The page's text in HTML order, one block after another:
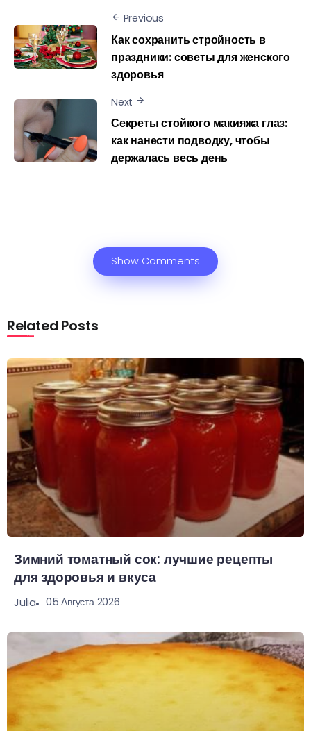
Previous
Как сохранить стройность в
праздники: советы для женского
здоровья
Next
Секреты стойкого макияжа глаз:
как нанести подводку, чтобы
держалась весь день
Show Comments
Related Posts
Зимний томатный сок: лучшие рецепты
для здоровья и вкуса
Julia 05 Августа 2026